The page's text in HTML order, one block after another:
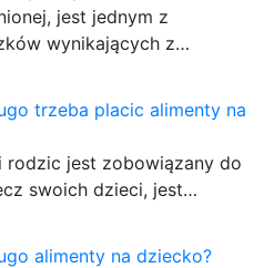
jest jednym z
wynikających z…
trzeba placic alimenty na
rodzic jest zobowiązany do
swoich dzieci, jest…
alimenty na dziecko?